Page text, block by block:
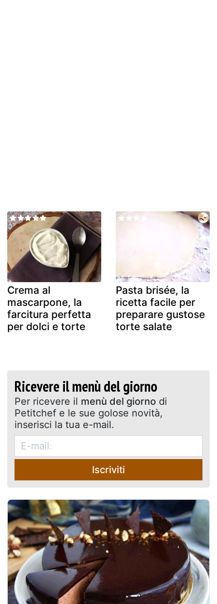
Crema al
mascarpone, la
farcitura perfetta
per dolci e torte
Pasta brisée, la
ricetta facile per
preparare gustose
torte salate
Ricevere il menù del giorno
Per ricevere il menù del giorno di
Petitchef e le sue golose novità,
inserisci la tua e-mail.
Iscriviti